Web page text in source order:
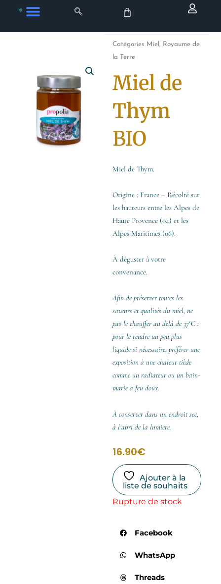
contenu
Catégories Miel , Royaume de
la Terre
Miel de
Thym
BIO
Miel de Thym.
Origine : France – Récolté sur
les hauteurs entre les Alpes de
Haute Provence (04) et les
Alpes Maritimes (06).
À déguster à votre
convenance.
Afin de préserver toutes les
saveurs et qualités du miel, ne
pas le chauffer au delà de 37°C :
pour le rendre un peu plus
liquide si nécessaire, préférer une
exposition à une chaleur tiède
comme un radiateur ou un bain-
marie à feu doux.
À conserver dans un endroit sec,
à l’abri de la lumière.
16.90€
Ajouter à la
liste de souhaits
Rupture de stock
Facebook
WhatsApp
Threads